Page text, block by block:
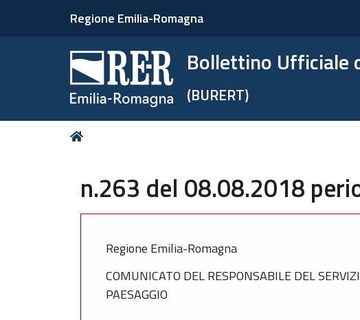
Regione Emilia-Romagna
Bollettino Ufficiale
(BURERT)
Tu
n.263 del 08.08.2018
Regione Emilia-Romagna
COMUNICATO DEL RESPONSABILE DEL
PAESAGGIO